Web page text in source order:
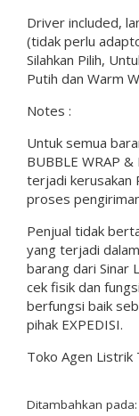
Driver included,
(tidak perlu
Silahkan Pilih,
Putih dan Warm
Notes :
Untuk semua
BUBBLE WRAP
terjadi kerusakan
proses
Penjual tidak
yang terjadi
barang dari Sinar
cek fisik dan
berfungsi baik
pihak EXPEDISI.
Toko Agen Listrik
Ditambahkan pada: